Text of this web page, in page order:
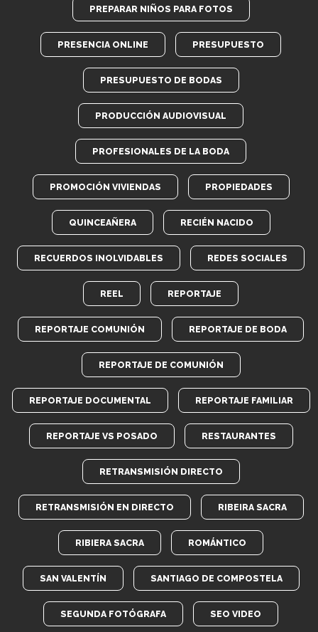
PREPARAR NIÑOS PARA FOTOS
PRESENCIA ONLINE PRESUPUESTO
PRESUPUESTO DE BODAS
PRODUCCIÓN AUDIOVISUAL
PROFESIONALES DE LA BODA
PROMOCIÓN VIVIENDAS PROPIEDADES
QUINCEAÑERA RECIÉN NACIDO
RECUERDOS INOLVIDABLES REDES SOCIALES
REEL REPORTAJE
REPORTAJE COMUNIÓN REPORTAJE DE BODA
REPORTAJE DE COMUNIÓN
REPORTAJE DOCUMENTAL REPORTAJE FAMILIAR
REPORTAJE VS POSADO RESTAURANTES
RETRANSMISIÓN DIRECTO
RETRANSMISIÓN EN DIRECTO RIBEIRA SACRA
RIBIERA SACRA ROMÁNTICO
SAN VALENTÍN SANTIAGO DE COMPOSTELA
SEGUNDA FOTÓGRAFA SEO VIDEO